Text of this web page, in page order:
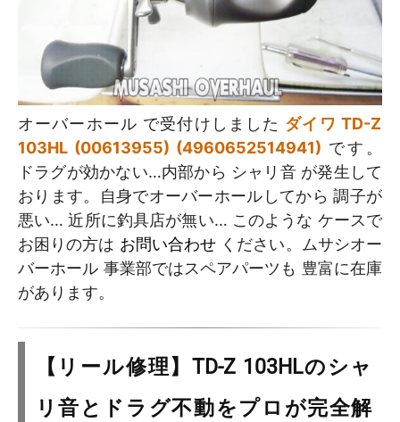
オーバーホール で受付けしました ダイワ TD-Z
103HL (00613955) (4960652514941) です。
ドラグが効かない…内部から シャリ音 が発生して
おります。自身でオーバーホールしてから 調子が
悪い… 近所に釣具店が無い… このような ケースで
お困りの方は お問い合わせ ください。ムサシオー
バーホール 事業部ではスペアパーツも 豊富に在庫
があります。
【リール修理】TD-Z 103HLのシャ
リ音とドラグ不動をプロが完全解